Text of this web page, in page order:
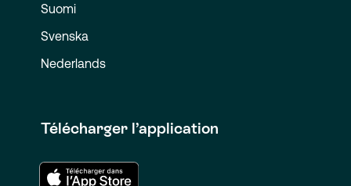
Suomi
Svenska
Nederlands
Télécharger l’application